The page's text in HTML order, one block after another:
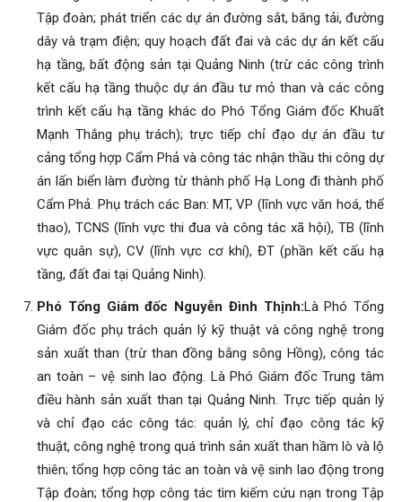
Tập đoàn; phát triển các dự án đường sắt, băng tải, đường
dây và trạm điện; quy hoạch đất đai và các dự án kết cấu
hạ tầng, bất động sản tại Quảng Ninh (trừ các công trình
kết cấu hạ tầng thuộc dự án đầu tư mỏ than và các công
trình kết cấu hạ tầng khác do Phó Tổng Giám đốc Khuất
Mạnh Thắng phụ trách); trực tiếp chỉ đạo dự án đầu tư
cảng tổng hợp Cẩm Phả và công tác nhận thầu thi công dự
án lấn biển làm đường từ thành phố Hạ Long đi thành phố
Cẩm Phả. Phụ trách các Ban: MT, VP (lĩnh vực văn hoá, thể
thao), TCNS (lĩnh vực thi đua và công tác xã hội), TB (lĩnh
vực quân sự), CV (lĩnh vực cơ khí), ĐT (phần kết cấu hạ
tầng, đất đai tại Quảng Ninh).
Phó Tổng Giám đốc Nguyễn Đình Thịnh:Là Phó Tổng
Giám đốc phụ trách quản lý kỹ thuật và công nghệ trong
sản xuất than (trừ than đồng bằng sông Hồng), công tác
an toàn – vệ sinh lao động. Là Phó Giám đốc Trung tâm
điều hành sản xuất than tại Quảng Ninh. Trực tiếp quản lý
và chỉ đạo các công tác: quản lý, chỉ đạo công tác kỹ
thuật, công nghệ trong quá trình sản xuất than hầm lò và lộ
thiên; tổng hợp công tác an toàn và vệ sinh lao động trong
Tập đoàn; tổng hợp công tác tìm kiếm cứu nạn trong Tập